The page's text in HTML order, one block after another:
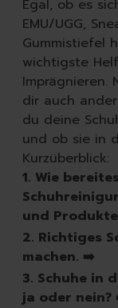
Egal, ob es
EMU/UGG,
Gummistiefel
wichtigste
Imprägnieren.
dir auch
du deine
und ob sie in
Kurzüberblick:
1. Wie
und
2. Richtiges
machen. ➡️
3. Schuhe in
ja oder nein?